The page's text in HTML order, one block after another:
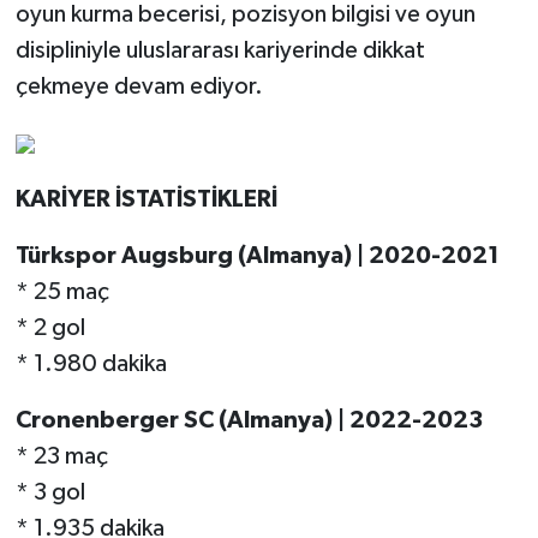
oyun kurma becerisi, pozisyon bilgisi ve oyun
disipliniyle uluslararası kariyerinde dikkat
çekmeye devam ediyor.
KARİYER İSTATİSTİKLERİ
Türkspor Augsburg (Almanya) | 2020-2021
* 25 maç
* 2 gol
* 1.980 dakika
Cronenberger SC (Almanya) | 2022-2023
* 23 maç
* 3 gol
* 1.935 dakika